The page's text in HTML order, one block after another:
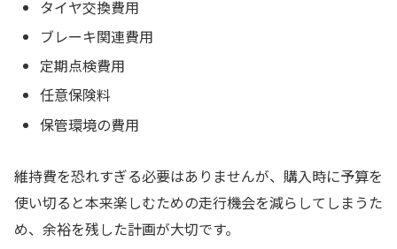
タイヤ交換費用
ブレーキ関連費用
定期点検費用
任意保険料
保管環境の費用
維持費を恐れすぎる必要はありませんが、購入時に予算を
使い切ると本来楽しむための走行機会を減らしてしまうた
め、余裕を残した計画が大切です。